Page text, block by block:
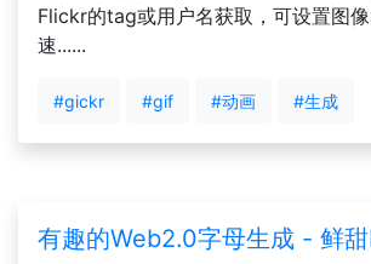
Flickr的tag或用户名获取，可设置图
速......
#gickr #gif #动画 #生成
有趣的Web2.0字母生成 - 鲜